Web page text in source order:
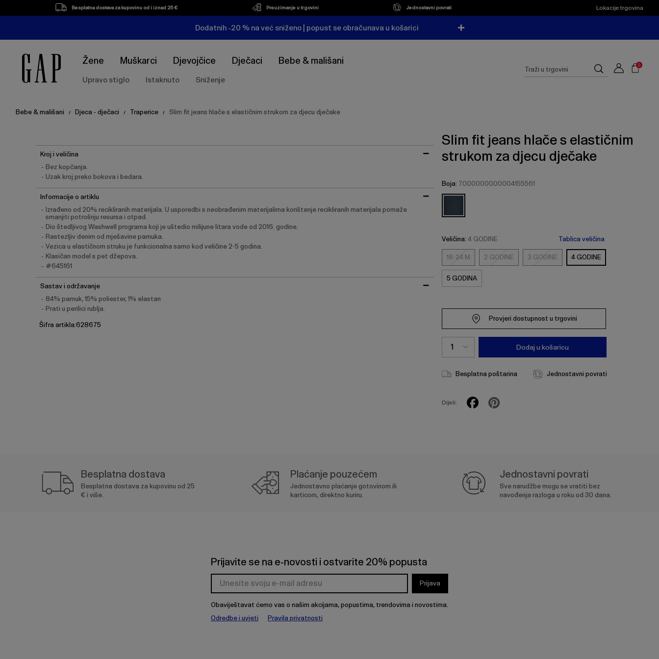
Besplatna dostava za kupovinu od i iznad 25 € Preuzimanje u trgovini Jednostavni povrati Lokacije trgovina
Dodatnih -20 % na već sniženo | popust se obračunava u košarici
Žene Muškarci Djevojčice Dječaci Bebe & mališani
Upravo stiglo Istaknuto Sniženje
Suggested
site
content
Traži
u
0
Bebe & mališani / Djeca - dječaci / Traperice / Slim fit jeans hlače s elastičnim strukom za djecu dječake
Slim fit jeans hlače s elastičnim
strukom za djecu dječake
Boja: 7000000000004155561
proizvoda
Dark
Wash
Veličina: 4 GODINE Tablica veličina
proizvoda
18-24 M
18-
24
2 GODINE
2 3 GODINE
3 4 GODINE
5 GODINA
GODINA
Provjeri dostupnost u trgovini
Dodaj u košaricu
Besplatna poštarina Jednostavni povrati
Dijeli:
Kroj i veličina
Bez kopčanja.
Uzak kroj preko bokova i bedara.
Informacije o artiklu
Izrađeno od 20% recikliranih materijala. U usporedbi s neobrađenim materijalima korištenje recikliranih materijala pomaže
smanjiti potrošnju resursa i otpad.
Dio štedljivog Washwell programa koji je uštedio milijune litara vode od 2016. godine.
Rastezljiv denim od mješavine pamuka.
Vezica u elastičnom struku je funkcionalna samo kod veličine 2-5 godina.
Klasičan model s pet džepova.
#645161
Sastav i održavanje
84% pamuk, 15% poliester, 1% elastan
Prati u perilici rublja.
Šifra artikla:628675
Besplatna dostava
Besplatna dostava za kupovinu od 25
€ i više.
Plaćanje pouzećem
Jednostavno plaćanje gotovinom ili
karticom, direktno kuriru.
Jednostavni povrati
Sve narudžbe mogu se vratiti bez
navođenja razloga u roku od 30 dana.
Prijavite se na e-novosti i ostvarite 20% popusta
Prijava
Obaviještavat ćemo vas o našim akcijama, popustima, trendovima i novostima.
Odredbe i uvjeti
Pravila privatnosti